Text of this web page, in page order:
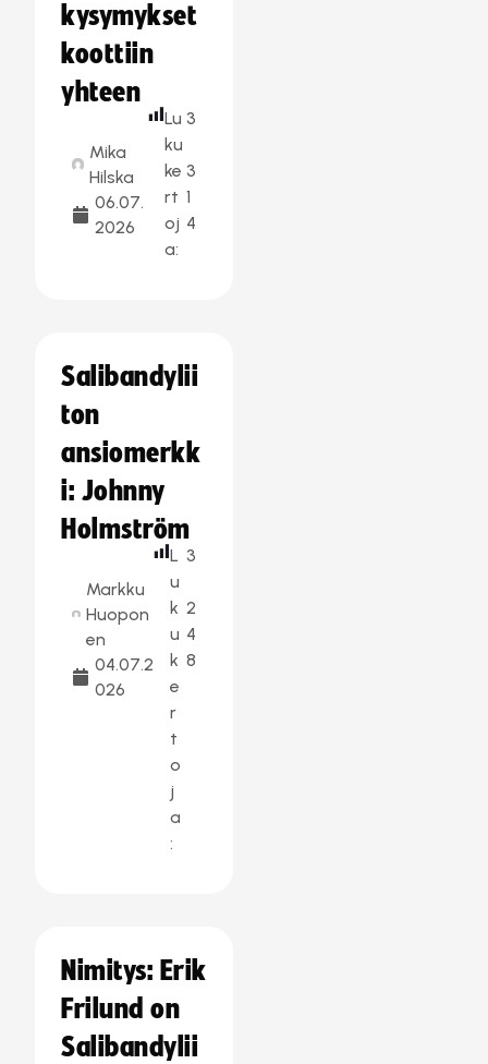
kysymykset
koottiin
yhteen
Mika
Hilska
06.07.
2026
Lu
ku
ke
rt
oj
a:
3
3
1
4
Salibandylii
ton
ansiomerkk
i: Johnny
Holmström
Markku
Huopon
en
04.07.2
026
L
u
k
u
k
e
r
t
o
j
a
:
3
2
4
8
Nimitys: Erik
Frilund on
Salibandylii